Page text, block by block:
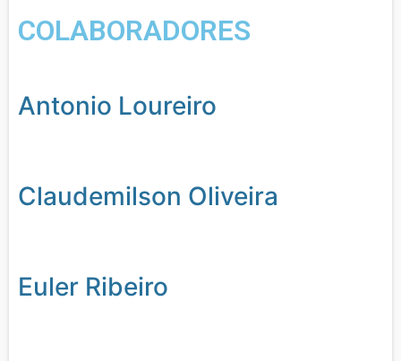
COLABORADORES
Antonio Loureiro
Claudemilson Oliveira
Euler Ribeiro